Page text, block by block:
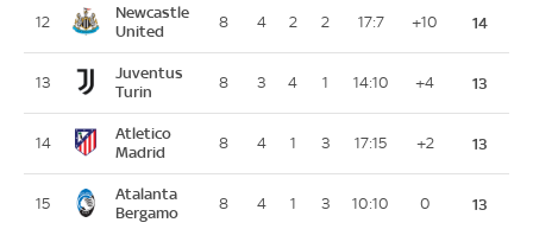
12
Newcastle
United
8 4 2 2 17:7 +10 14
13
Juventus
Turin
8 3 4 1 14:10 +4 13
14
Atletico
Madrid
8 4 1 3 17:15 +2 13
15
Atalanta
Bergamo
8 4 1 3 10:10 0 13